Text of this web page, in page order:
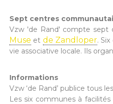
Sept centres
Vzw 'de Rand' compte sept
Muse et de Zandloper.
vie associative locale. Ils
Informations
Vzw ‘de Rand’ publice tous
Les six communes à